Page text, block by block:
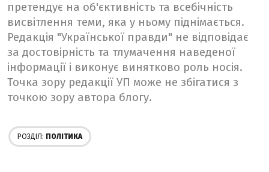
претендує на об'єктивність та всебічність
висвітлення теми, яка у ньому піднімається.
Редакція "Української правди" не відповідає
за достовірність та тлумачення наведеної
інформації і виконує винятково роль носія.
Точка зору редакції УП може не збігатися з
точкою зору автора блогу.
РОЗДІЛ: ПОЛІТИКА